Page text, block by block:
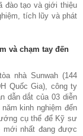
đào tạo và giới thiệu
tích lũy và phát
và chạm tay đến
nhà Sunwah (144
Quốc Gia), công ty
dẫn dắt của 03 diễn
kinh nghiệm đến
cụ thể để Kỹ sư
mới nhất đang được